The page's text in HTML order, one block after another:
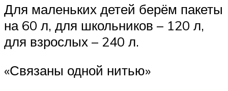
Для маленьких детей берём пакеты
на 60 л, для школьников – 120 л,
для взрослых – 240 л.
«Связаны одной нитью»